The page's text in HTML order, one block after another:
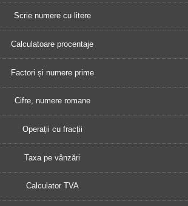
Scrie numere cu litere
Calculatoare procentaje
Factori și numere prime
Cifre, numere romane
Operații cu fracții
Taxa pe vânzări
Calculator TVA